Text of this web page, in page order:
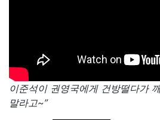
이준석이 권영국에게 건방떨다가
말라고~”